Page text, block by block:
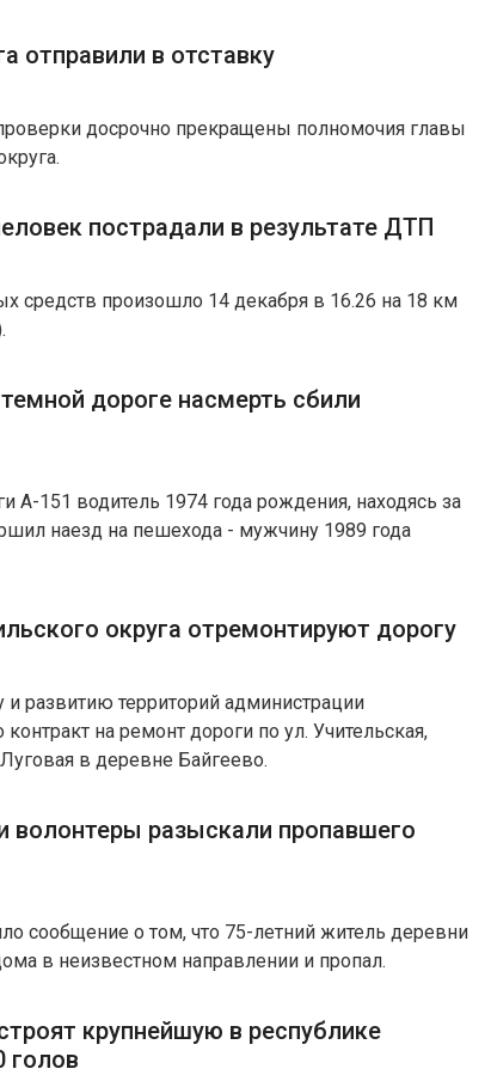
отправили в отставку
досрочно прекращены полномочия главы
пострадали в результате ДТП
средств произошло 14 декабря в 16.26 на 18 км
дороге насмерть сбили
А-151 водитель 1974 года рождения, находясь за
наезд на пешехода - мужчину 1989 года
округа отремонтируют дорогу
и развитию территорий администрации
на ремонт дороги по ул. Учительская,
в деревне Байгеево.
волонтеры разыскали пропавшего
сообщение о том, что 75-летний житель деревни
в неизвестном направлении и пропал.
крупнейшую в республике
голов